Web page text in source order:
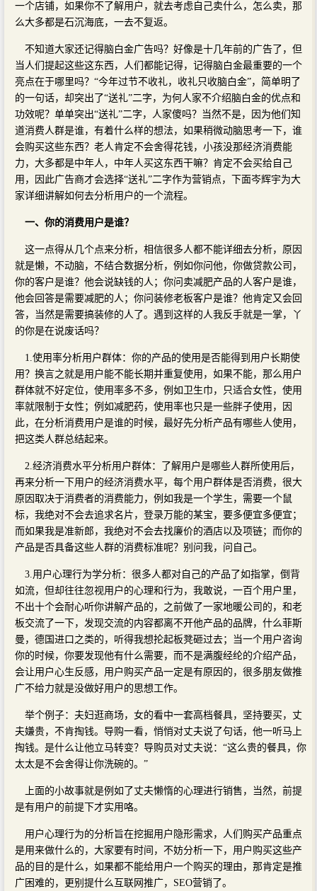
一个店铺，如果你不了解用户，就去考虑自己卖什么，怎么卖，那
么大多都是石沉海底，一去不复返。
不知道大家还记得脑白金广告吗？好像是十几年前的广告了，但
当人们提起这些这东西，人们都能记得，记得脑白金最重要的一个
亮点在于哪里吗？“今年过节不收礼，收礼只收脑白金”，简单明了
的一句话，却突出了“送礼”二字，为何人家不介绍脑白金的优点和
功效呢？单单突出“送礼”二字，人家傻吗？当然不是，因为他们知
道消费人群是谁，有着什么样的想法，如果稍微动脑思考一下，谁
会购买这些东西？老人肯定不会舍得花钱，小孩没那经济消费能
力，大多都是中年人，中年人买这东西干嘛？肯定不会买给自己
用，因此广告商才会选择“送礼”二字作为营销点，下面岑辉宇为大
家详细讲解如何去分析用户的一个流程。
一、你的消费用户是谁？
这一点得从几个点来分析，相信很多人都不能详细去分析，原因
就是懒，不动脑，不结合数据分析，例如你问他，你做贷款公司，
你的客户是谁？他会说缺钱的人；你问卖减肥产品的人客户是谁，
他会回答是需要减肥的人；你问装修老板客户是谁？他肯定又会回
答，当然是需要搞装修的人了。遇到这样的人我反手就是一掌，丫
的你是在说废话吗？
1.使用率分析用户群体：你的产品的使用是否能得到用户长期使
用？换言之就是用户能不能长期并重复使用，如果不能，那么用户
群体就不好定位，使用率多不多，例如卫生巾，只适合女性，使用
率就限制于女性；例如减肥药，使用率也只是一些胖子使用，因
此，在分析消费用户是谁的时候，最好先分析产品有哪些人使用，
把这类人群总结起来。
2.经济消费水平分析用户群体：了解用户是哪些人群所使用后，
再来分析一下用户的经济消费水平，每个用户群体是否消费，很大
原因取决于消费者的消费能力，例如我是一个学生，需要一个鼠
标，我绝对不会去追求名片，登录万能的某宝，要多便宜多便宜；
而如果我是准新郎，我绝对不会去找廉价的酒店以及项链；而你的
产品是否具备这些人群的消费标准呢？别问我，问自己。
3.用户心理行为学分析：很多人都对自己的产品了如指掌，倒背
如流，但却往往忽视用户的心理和行为，我敢说，一百个用户里，
不出十个会耐心听你讲解产品的，之前做了一家地暖公司的，和老
板交流了一下，发现交流的内容都离不开他产品的品牌，什么菲斯
曼，德国进口之类的，听得我想抡起板凳砸过去；当一个用户咨询
你的时候，你要发现他有什么需要，而不是满腹经纶的介绍产品，
会让用户心生反感，用户购买产品一定是有原因的，很多朋友做推
广不给力就是没做好用户的思想工作。
举个例子：夫妇逛商场，女的看中一套高档餐具，坚持要买，丈
夫嫌贵，不肯掏钱。导购一看，悄悄对丈夫说了句话，他一听马上
掏钱。是什么让他立马转变？导购员对丈夫说：“这么贵的餐具，你
太太是不会舍得让你洗碗的。”
上面的小故事就是例如了丈夫懒惰的心理进行销售，当然，前提
是有用户的前提下才实用咯。
用户心理行为的分析旨在挖掘用户隐形需求，人们购买产品重点
是用来做什么的，大家要有时间，不妨分析一下，用户购买这些产
品的目的是什么，如果都不能给用户一个购买的理由，那肯定是推
广困难的，更别提什么互联网推广，SEO营销了。